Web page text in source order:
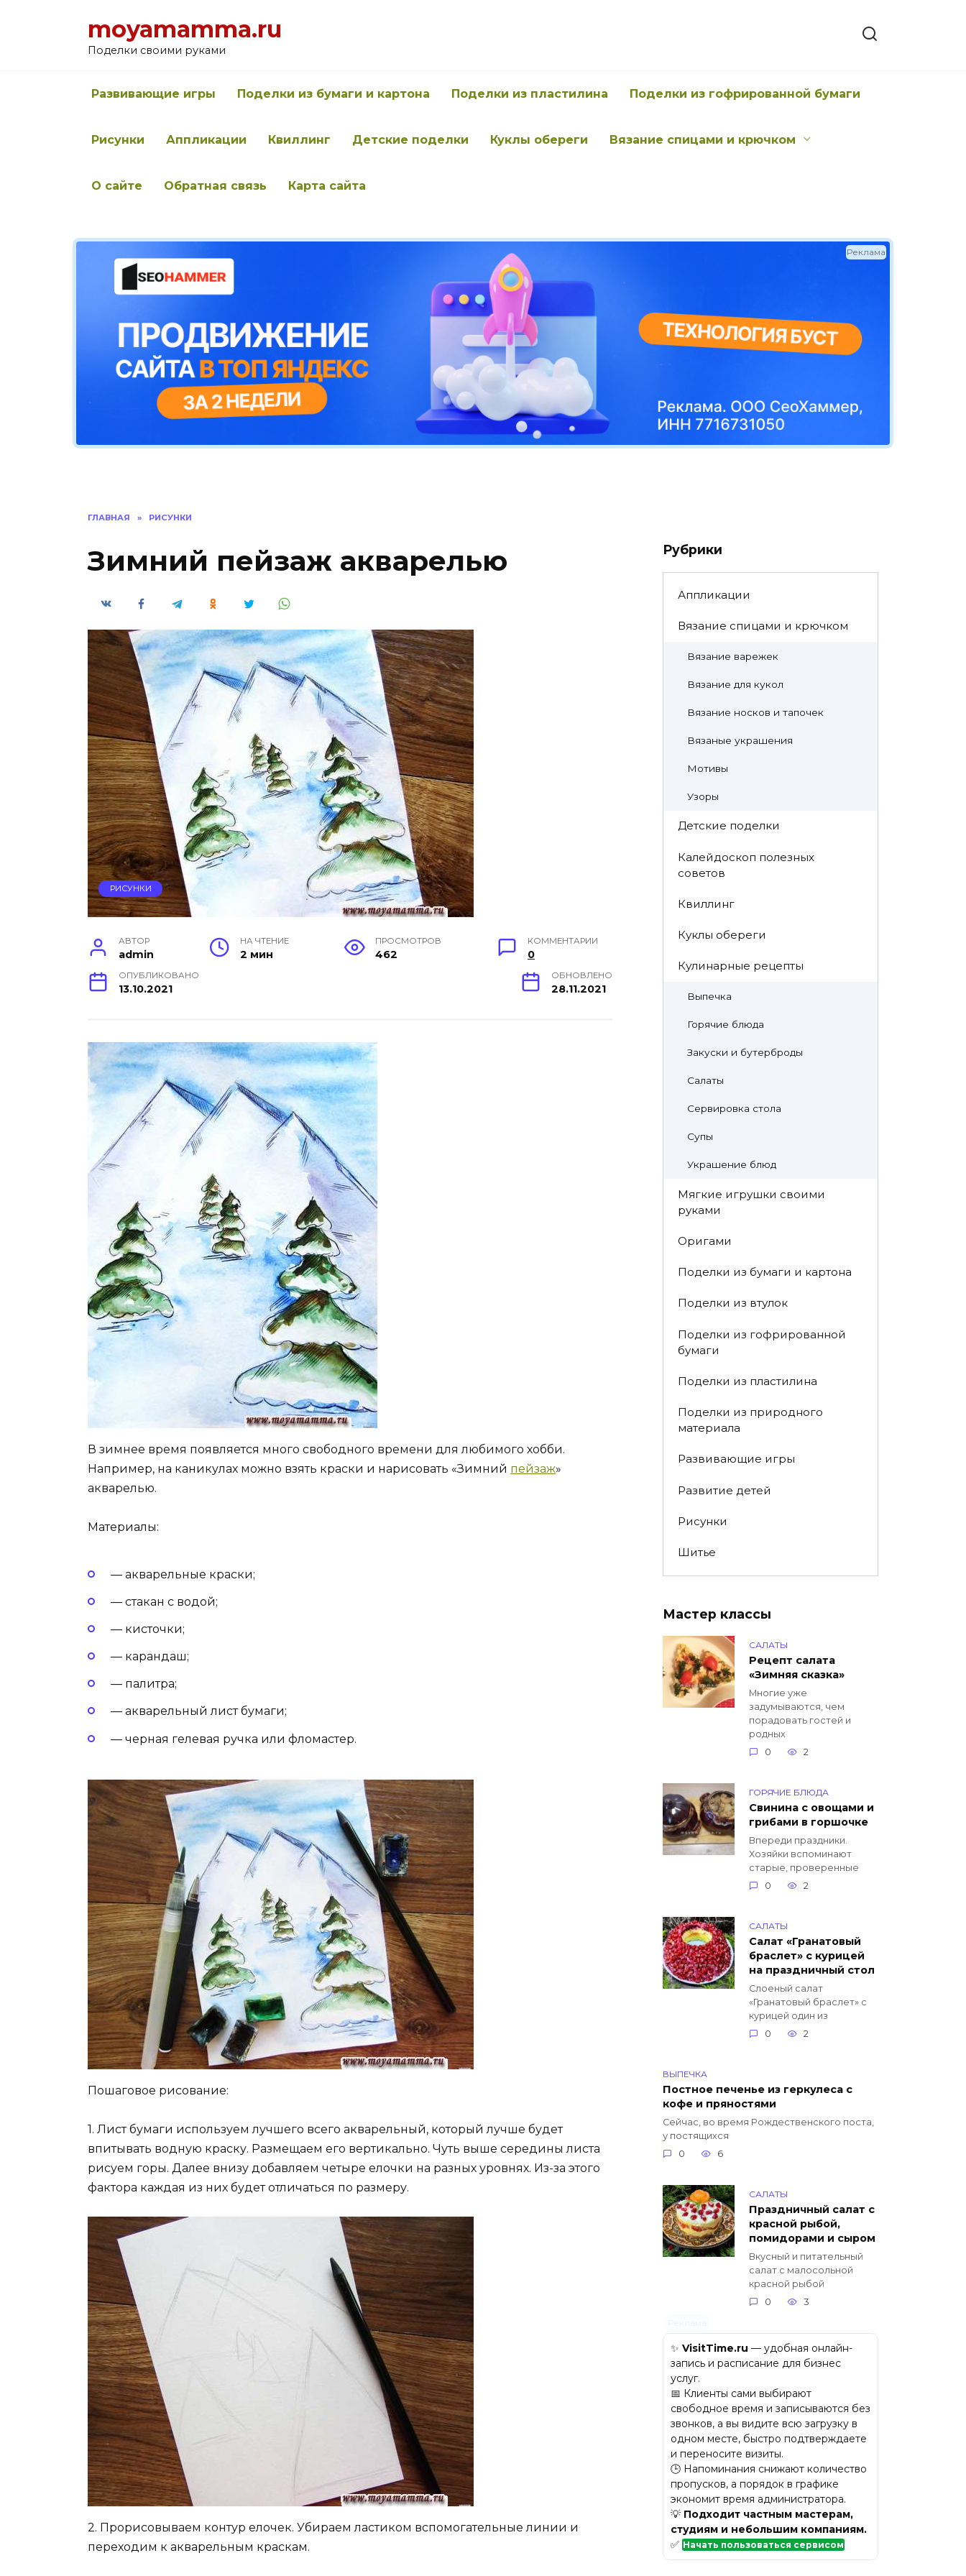
moyamamma.ru
Поделки своими руками
Развивающие игры Поделки из бумаги и картона Поделки из пластилина Поделки из гофрированной бумаги
Рисунки Аппликации Квиллинг Детские поделки Куклы обереги Вязание спицами и крючком
О сайте Обратная связь Карта сайта
Реклама
ГЛАВНАЯ » РИСУНКИ
Зимний пейзаж акварелью
РИСУНКИ
АВТОР
admin
НА ЧТЕНИЕ
2 мин
ПРОСМОТРОВ
462
КОММЕНТАРИИ
0
ОПУБЛИКОВАНО
13.10.2021
ОБНОВЛЕНО
28.11.2021
В зимнее время появляется много свободного времени для любимого хобби.
Например, на каникулах можно взять краски и нарисовать «Зимний пейзаж»
акварелью.
Материалы:
— акварельные краски;
— стакан с водой;
— кисточки;
— карандаш;
— палитра;
— акварельный лист бумаги;
— черная гелевая ручка или фломастер.
Пошаговое рисование:
1. Лист бумаги используем лучшего всего акварельный, который лучше будет
впитывать водную краску. Размещаем его вертикально. Чуть выше середины листа
рисуем горы. Далее внизу добавляем четыре елочки на разных уровнях. Из-за этого
фактора каждая из них будет отличаться по размеру.
2. Прорисовываем контур елочек. Убираем ластиком вспомогательные линии и
переходим к акварельным краскам.
Рубрики
Аппликации
Вязание спицами и крючком
Вязание варежек
Вязание для кукол
Вязание носков и тапочек
Вязаные украшения
Мотивы
Узоры
Детские поделки
Калейдоскоп полезных
советов
Квиллинг
Куклы обереги
Кулинарные рецепты
Выпечка
Горячие блюда
Закуски и бутерброды
Салаты
Сервировка стола
Супы
Украшение блюд
Мягкие игрушки своими
руками
Оригами
Поделки из бумаги и картона
Поделки из втулок
Поделки из гофрированной
бумаги
Поделки из пластилина
Поделки из природного
материала
Развивающие игры
Развитие детей
Рисунки
Шитье
Мастер классы
САЛАТЫ
Рецепт салата
«Зимняя сказка»
Многие уже
задумываются, чем
порадовать гостей и
родных
0
2
ГОРЯЧИЕ БЛЮДА
Свинина с овощами и
грибами в горшочке
Впереди праздники.
Хозяйки вспоминают
старые, проверенные
0
2
САЛАТЫ
Салат «Гранатовый
браслет» с курицей
на праздничный стол
Слоеный салат
«Гранатовый браслет» с
курицей один из
0
2
ВЫПЕЧКА
Постное печенье из геркулеса с
кофе и пряностями
Сейчас, во время Рождественского поста,
у постящихся
0
6
САЛАТЫ
Праздничный салат с
красной рыбой,
помидорами и сыром
Вкусный и питательный
салат с малосольной
красной рыбой
0
3
✨ VisitTime.ru — удобная онлайн-
запись и расписание для бизнес
услуг.
📅 Клиенты сами выбирают
свободное время и записываются без
звонков, а вы видите всю загрузку в
одном месте, быстро подтверждаете
и переносите визиты.
🕒 Напоминания снижают количество
пропусков, а порядок в графике
экономит время администратора.
💡 Подходит частным мастерам,
студиям и небольшим компаниям.
✅ Начать пользоваться сервисом